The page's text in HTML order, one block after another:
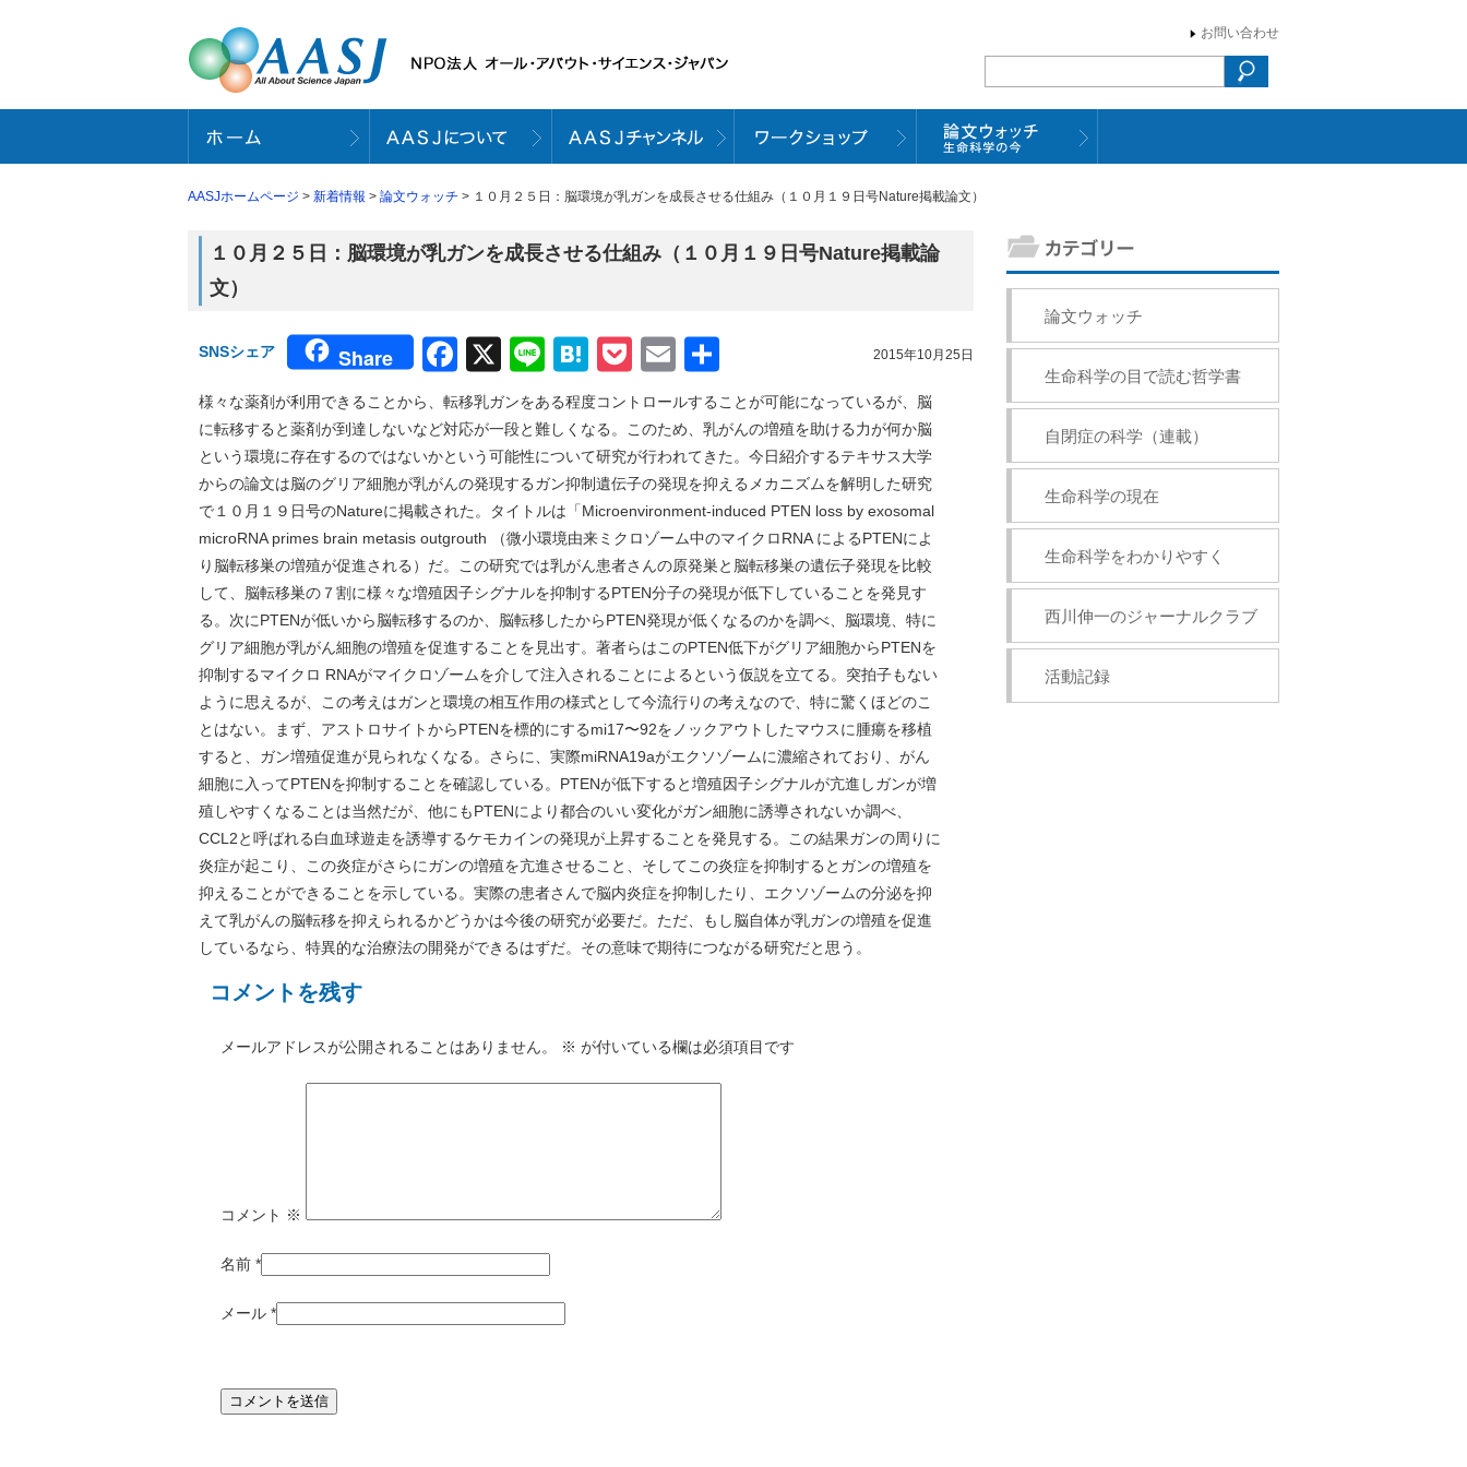
お問い合わせ
AASJホームページ > 新着情報 > 論文ウォッチ > １０月２５日：脳環境が乳ガンを成長させる仕組み（１０月１９日号Nature掲載論文）
１０月２５日：脳環境が乳ガンを成長させる仕組み（１０月１９日号Nature掲載論
文）
2015年10月25日
SNSシェア Share Facebook
X LineHatena
Pocket
Email
有
様々な薬剤が利用できることから、転移乳ガンをある程度コントロールすることが可能になっているが、脳
に転移すると薬剤が到達しないなど対応が一段と難しくなる。このため、乳がんの増殖を助ける力が何か脳
という環境に存在するのではないかという可能性について研究が行われてきた。今日紹介するテキサス大学
からの論文は脳のグリア細胞が乳がんの発現するガン抑制遺伝子の発現を抑えるメカニズムを解明した研究
で１０月１９日号のNatureに掲載された。タイトルは「Microenvironment-induced PTEN loss by exosomal
microRNA primes brain metasis outgrouth （微小環境由来ミクロゾーム中のマイクロRNA によるPTENによ
り脳転移巣の増殖が促進される）だ。この研究では乳がん患者さんの原発巣と脳転移巣の遺伝子発現を比較
して、脳転移巣の７割に様々な増殖因子シグナルを抑制するPTEN分子の発現が低下していることを発見す
る。次にPTENが低いから脳転移するのか、脳転移したからPTEN発現が低くなるのかを調べ、脳環境、特に
グリア細胞が乳がん細胞の増殖を促進することを見出す。著者らはこのPTEN低下がグリア細胞からPTENを
抑制するマイクロ RNAがマイクロゾームを介して注入されることによるという仮説を立てる。突拍子もない
ように思えるが、この考えはガンと環境の相互作用の様式として今流行りの考えなので、特に驚くほどのこ
とはない。まず、アストロサイトからPTENを標的にするmi17〜92をノックアウトしたマウスに腫瘍を移植
すると、ガン増殖促進が見られなくなる。さらに、実際miRNA19aがエクソゾームに濃縮されており、がん
細胞に入ってPTENを抑制することを確認している。PTENが低下すると増殖因子シグナルが亢進しガンが増
殖しやすくなることは当然だが、他にもPTENにより都合のいい変化がガン細胞に誘導されないか調べ、
CCL2と呼ばれる白血球遊走を誘導するケモカインの発現が上昇することを発見する。この結果ガンの周りに
炎症が起こり、この炎症がさらにガンの増殖を亢進させること、そしてこの炎症を抑制するとガンの増殖を
抑えることができることを示している。実際の患者さんで脳内炎症を抑制したり、エクソゾームの分泌を抑
えて乳がんの脳転移を抑えられるかどうかは今後の研究が必要だ。ただ、もし脳自体が乳ガンの増殖を促進
しているなら、特異的な治療法の開発ができるはずだ。その意味で期待につながる研究だと思う。
コメントを残す
メールアドレスが公開されることはありません。 ※ が付いている欄は必須項目です
コメント ※
名前 *
メール *
論文ウォッチ
生命科学の目で読む哲学書
自閉症の科学（連載）
生命科学の現在
生命科学をわかりやすく
西川伸一のジャーナルクラブ
活動記録